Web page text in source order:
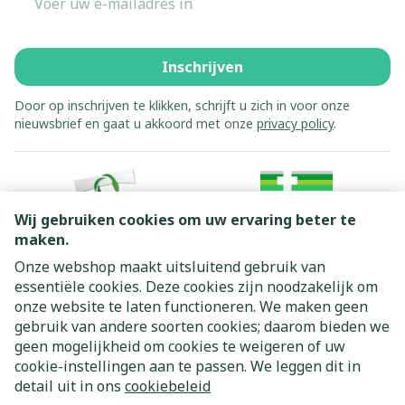
Wij gebruiken cookies om uw ervaring beter te
maken.
Onze webshop maakt uitsluitend gebruik van
essentiële cookies. Deze cookies zijn noodzakelijk om
onze website te laten functioneren. We maken geen
gebruik van andere soorten cookies; daarom bieden we
geen mogelijkheid om cookies te weigeren of uw
cookie-instellingen aan te passen. We leggen dit in
detail uit in ons cookiebeleid
Inschrijven
Door op inschrijven te klikken, schrijft u zich in voor onze
nieuwsbrief en gaat u akkoord met onze privacy policy.
Juridische links